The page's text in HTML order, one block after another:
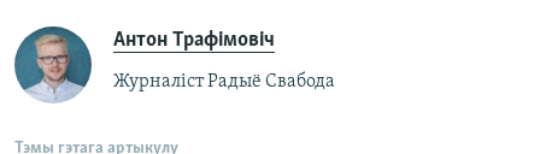
Антон Трафімовіч
Журналіст Радыё Свабода
Тэмы гэтага артыкулу